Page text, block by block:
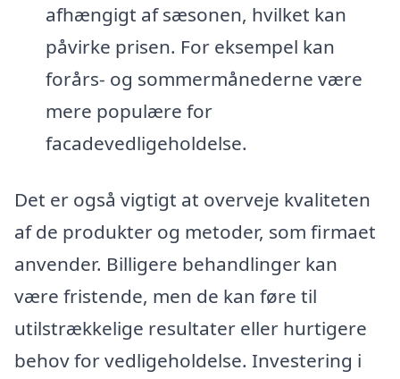
afhængigt af sæsonen, hvilket kan
påvirke prisen. For eksempel kan
forårs- og sommermånederne være
mere populære for
facadevedligeholdelse.
Det er også vigtigt at overveje kvaliteten
af de produkter og metoder, som firmaet
anvender. Billigere behandlinger kan
være fristende, men de kan føre til
utilstrækkelige resultater eller hurtigere
behov for vedligeholdelse. Investering i